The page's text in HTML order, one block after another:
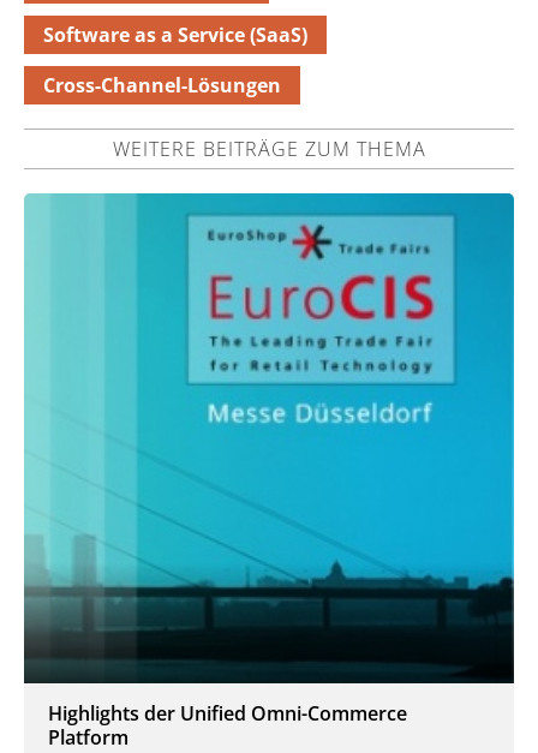
Software as a Service (SaaS)
Cross-Channel-Lösungen
WEITERE BEITRÄGE ZUM THEMA
Highlights der Unified Omni-Commerce
Platform